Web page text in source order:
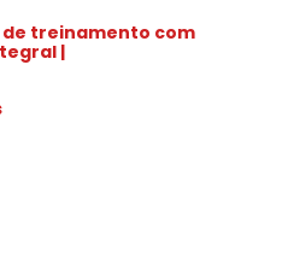
de treinamento com
|